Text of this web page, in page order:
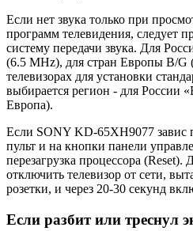
Если нет звука только при
программ телевидения, следует
систему передачи звука. Для
(6.5 MHz), для стран Европы B/
телевизорах для установки
выбирается регион - для России
Европа).
Если SONY KD-65XH9077 завис
пульт и на кнопки панели
перезагрузка процессора
отключить телевизор от сети,
розетки, и через 20-30 секунд
Если разбит или треснул